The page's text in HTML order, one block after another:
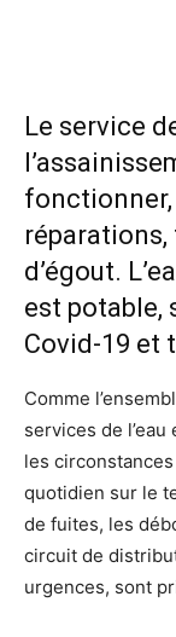
Le service
d’égout.
est potable,
Covid-19 et
Comme
services de
les
quotidien sur le
de fuites, les
circuit de
urgences, sont